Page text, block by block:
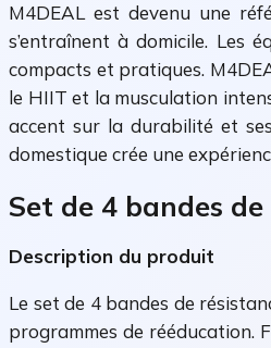
M4DEAL est devenu une
s’entraînent à domicile. Les
compacts et pratiques.
le HIIT et la musculation
accent sur la durabilité et
domestique crée une
Set de 4 bandes
Description du produit
Le set de 4 bandes de
programmes de rééducation.